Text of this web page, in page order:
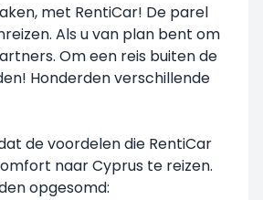
met RentiCar! De parel
Als u van plan bent om
Om een reis buiten de
Honderden verschillende
de voordelen die RentiCar
naar Cyprus te reizen.
opgesomd: